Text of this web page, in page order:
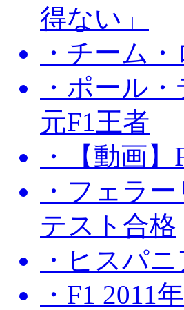
得ない」
・チーム
・ポール
元F1王者
・【動画
・フェラ
テスト合格
・ヒスパ
・F1 2011